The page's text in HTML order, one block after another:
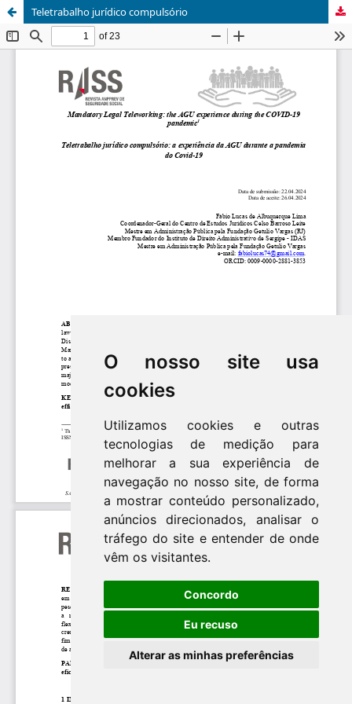
O nosso site usa
cookies
Utilizamos cookies e outras
tecnologias de medição para
melhorar a sua experiência de
navegação no nosso site, de forma
a mostrar conteúdo personalizado,
anúncios direcionados, analisar o
tráfego do site e entender de onde
vêm os visitantes.
Concordo
Eu recuso
Alterar as minhas preferências
Teletrabalho jurídico compulsório
Update cookies preferences